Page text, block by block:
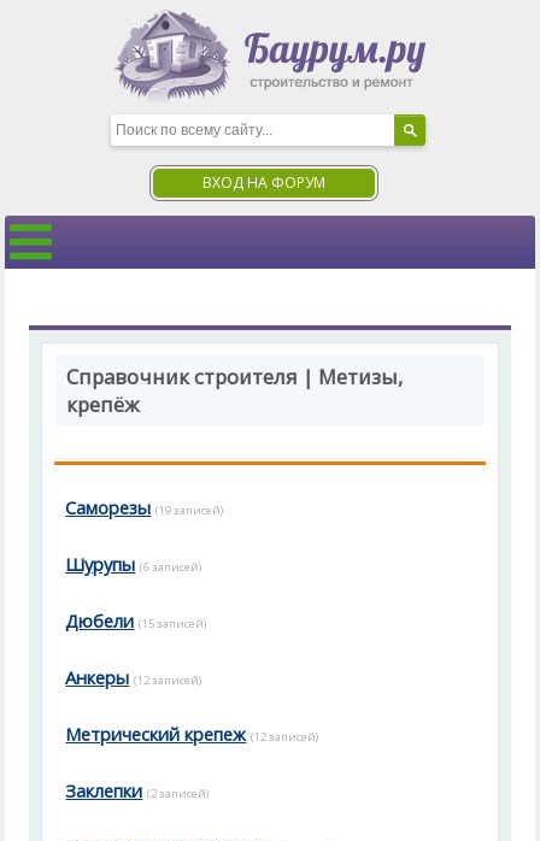
ВХОД НА ФОРУМ
Справочник строителя | Метизы,
крепёж
Саморезы (19 записей)
Шурупы (6 записей)
Дюбели (15 записей)
Анкеры (12 записей)
Метрический крепеж (12 записей)
Заклепки (2 записей)